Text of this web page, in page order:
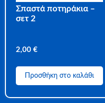
Σπαστά ποτηράκια –
σετ 2
2,00 €
Προσθήκη στο καλάθι